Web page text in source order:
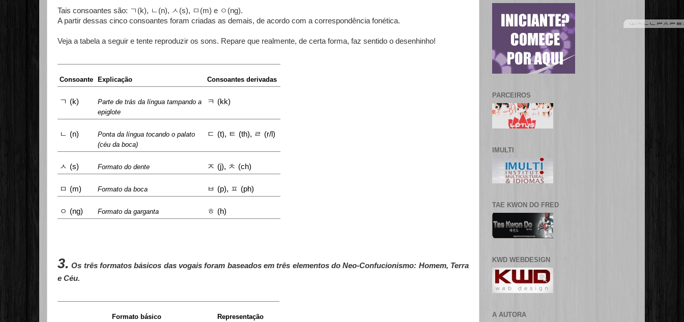
Tais consoantes são: ㄱ (k), ㄴ(n), ㅅ(s), ㅁ (m) e ㅇ (ng).
A partir dessas cinco consoantes foram criadas as demais, de acordo com a correspondência fonética.
Veja a tabela a seguir e tente reproduzir os sons. Repare que realmente, de certa forma, faz sentido o desenhinho!
Consoante Explicação Consoantes derivadas
ㄱ (k)
Parte de trás da língua tampando a
epiglote
ㅋ (kk)
ㄴ (n)
Ponta da língua tocando o palato
(céu da boca)
ㄷ (t), ㅌ (th), ㄹ (r/l)
ㅅ (s) Formato do dente ㅈ (j), ㅊ (ch)
ㅁ (m) Formato da boca ㅂ (p), ㅍ (ph)
ㅇ (ng) Formato da garganta ㅎ (h)
3. Os três formatos básicos das vogais foram baseados em três elementos do Neo-Confucionismo: Homem, Terra
e Céu.
Formato básico Representação
PARCEIROS
IMULTI
TAE KWON DO FRED
KWD WEBDESIGN
A AUTORA